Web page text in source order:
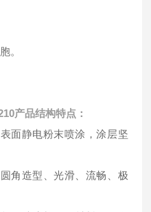
。
产品结构特点：
面静电粉末喷涂，涂层坚
角造型、光滑、流畅、极